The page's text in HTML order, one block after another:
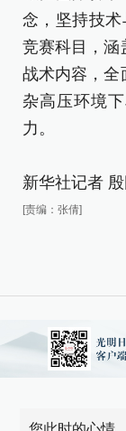
念，坚持技
竞赛科目，涵
战术内容，全
杂高压环境
力。
新华社记者
[责编：张倩]